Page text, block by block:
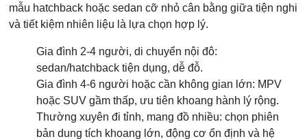
mẫu hatchback hoặc sedan cỡ nhỏ cân bằng giữa tiện nghi
và tiết kiệm nhiên liệu là lựa chọn hợp lý.
Gia đình 2-4 người, di chuyển nội đô:
sedan/hatchback tiện dụng, dễ đỗ.
Gia đình 4-6 người hoặc cần không gian lớn: MPV
hoặc SUV gầm thấp, ưu tiên khoang hành lý rộng.
Thường xuyên đi tỉnh, mang đồ nhiều: chọn phiên
bản dung tích khoang lớn, động cơ ổn định và hệ